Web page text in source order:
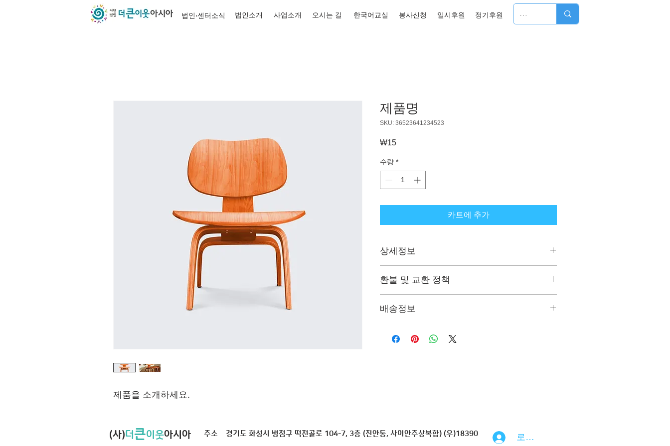
법인·센터소식 법인소개 사업소개 오시는 길 한국어교실 봉사신청 일시후원 정기후원
제품을 소개하세요.
제품명
SKU: 36523641234523
₩15가
수량 *
카트에 추가
상세정보
리방법 등 친절하고 상세한 설명은 구매에 대한 확신을 심
환불 및 교환 정책
품 정보를 제공하세요.
배송정보
한 설명은 소비자들에게 내 제품 구매에 대한 확신을 심어
(사)더큰이웃아시아 주소 경기도 화성시 병점구 떡전골로 104-7, 3층 (진안동, 사이안주상복합) (우)18390 로그인